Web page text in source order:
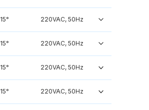
15° 220VAC, 50Hz
15° 220VAC, 50Hz
15° 220VAC, 50Hz
15° 220VAC, 50Hz